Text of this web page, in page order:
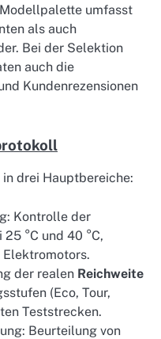
umfasst
als auch
Bei der Selektion
auch die
Kundenrezensionen
drei Hauptbereiche:
Kontrolle der
25 °C und 40 °C,
der realen Reichweite
(Eco, Tour,
Teststrecken.
Beurteilung von